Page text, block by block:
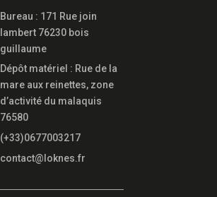
Bureau : 171 Rue join
lambert 76230 bois
guillaume
Dépôt matériel : Rue de la
mare aux reinettes, zone
d’activité du malaquis
76580
(+33)0677003217
contact@loknes.fr